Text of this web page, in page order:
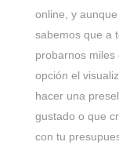
online, y
sabemos que a
probarnos miles
opción el
hacer una
gustado o que
con tu